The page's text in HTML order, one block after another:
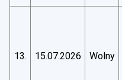
13. 15.07.2026 Wolny